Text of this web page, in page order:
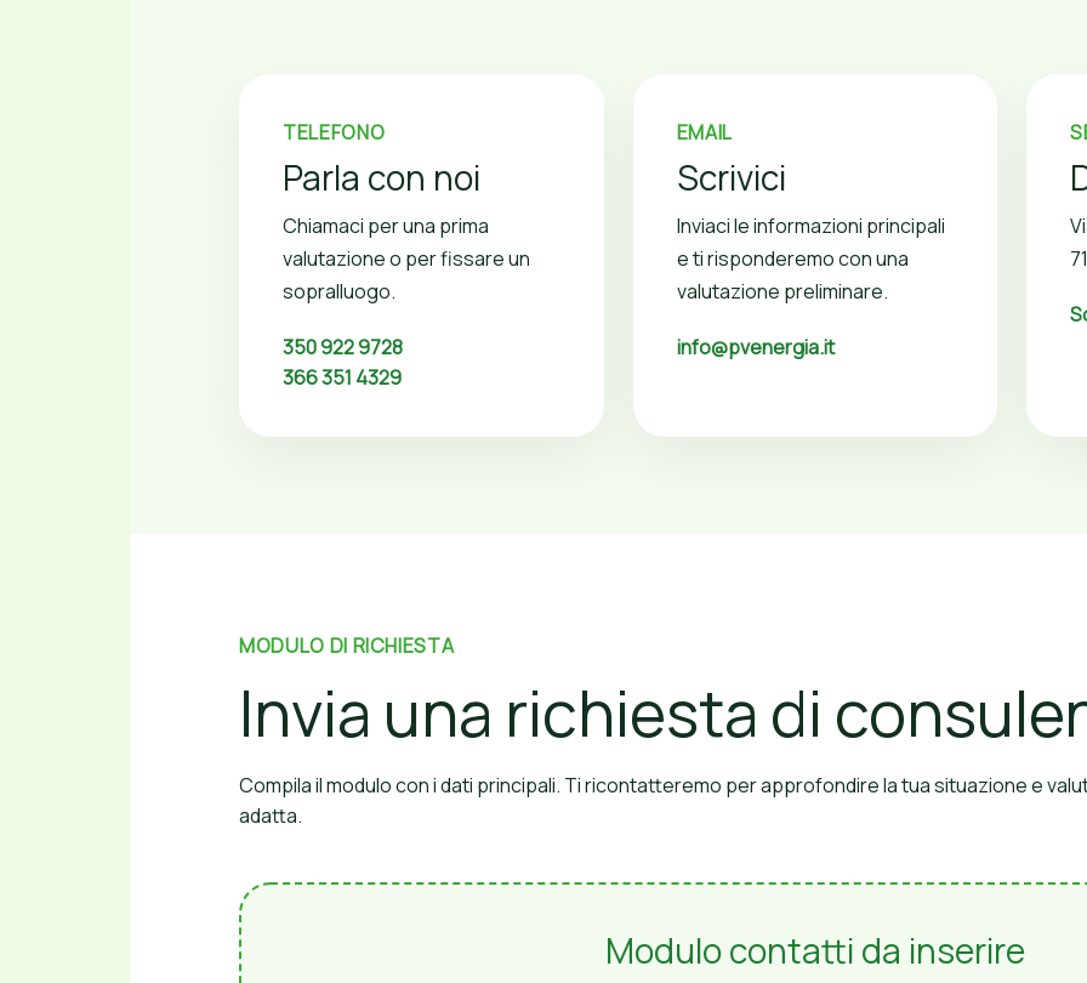
TELEFONO
Parla con noi
Chiamaci per una prima
valutazione o per fissare un
sopralluogo.
350 922 9728
366 351 4329
EMAIL
Scrivici
Inviaci le informazioni principali
e ti risponderemo con una
valutazione preliminare.
info@pvenergia.it
MODULO DI RICHIESTA
Invia una richiesta di
Compila il modulo con i dati principali. Ti ricontatteremo per approfondire la tua situazione e
adatta.
Modulo contatti da inserire